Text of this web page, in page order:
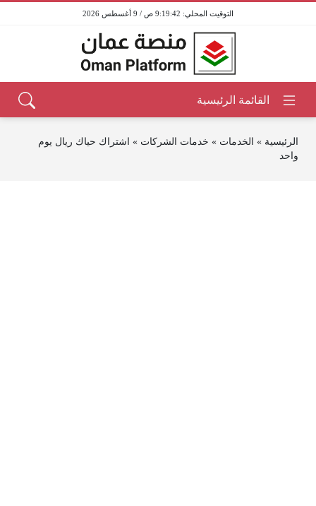
9:19:42 ص / 9 أغسطس 2026
الرئيسية » الخدمات » خدمات الشركات » اشتراك حياك ريال يوم
واحد